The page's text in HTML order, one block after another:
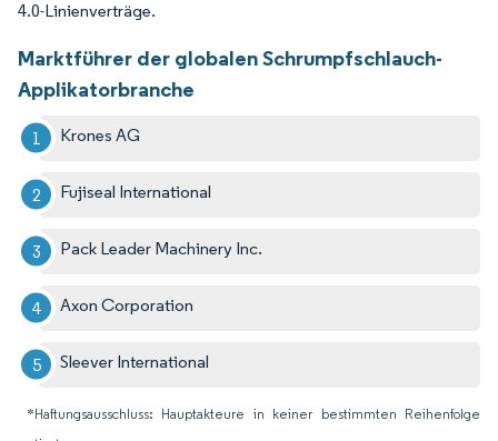
4.0-Linienverträge.
Marktführer der globalen Schrumpfschlauch-
Applikatorbranche
Krones AG
Fujiseal International
Pack Leader Machinery Inc.
Axon Corporation
Sleever International
*Haftungsausschluss: Hauptakteure in keiner bestimmten Reihenfolge